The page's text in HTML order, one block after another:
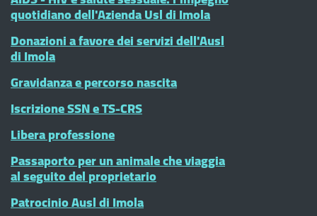
quotidiano dell'Azienda Usl di Imola
Donazioni a favore dei servizi dell'Ausl
di Imola
Gravidanza e percorso nascita
Iscrizione SSN e TS-CRS
Libera professione
Passaporto per un animale che viaggia
al seguito del proprietario
Patrocinio Ausl di Imola